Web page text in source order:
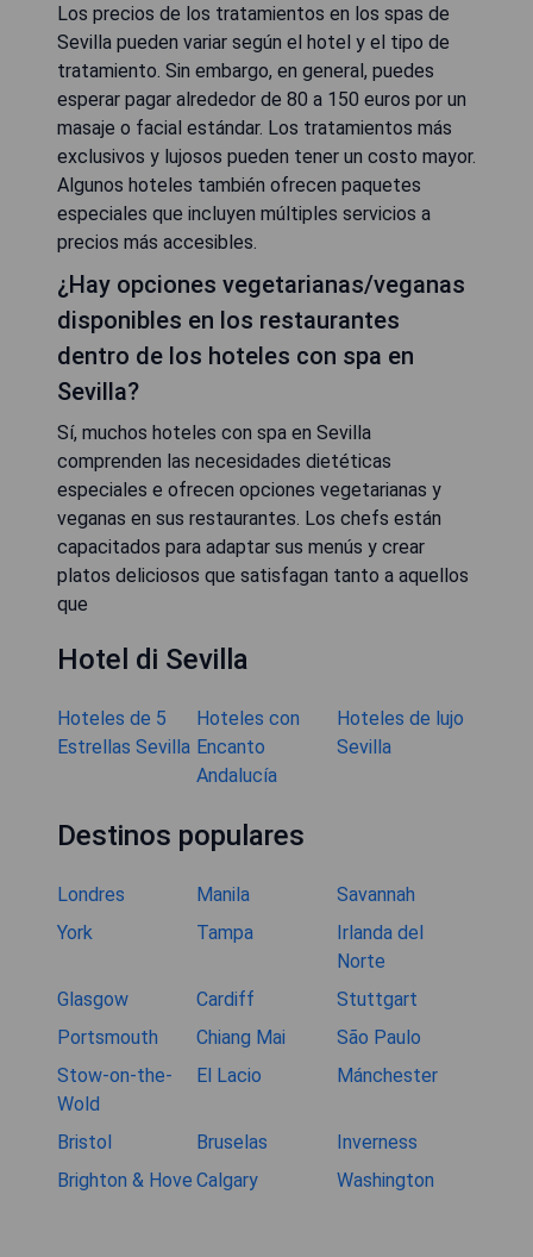
Los precios de los tratamientos en los spas de
Sevilla pueden variar según el hotel y el tipo de
tratamiento. Sin embargo, en general, puedes
esperar pagar alrededor de 80 a 150 euros por un
masaje o facial estándar. Los tratamientos más
exclusivos y lujosos pueden tener un costo mayor.
Algunos hoteles también ofrecen paquetes
especiales que incluyen múltiples servicios a
precios más accesibles.
¿Hay opciones vegetarianas/veganas
disponibles en los restaurantes
dentro de los hoteles con spa en
Sevilla?
Sí, muchos hoteles con spa en Sevilla
comprenden las necesidades dietéticas
especiales e ofrecen opciones vegetarianas y
veganas en sus restaurantes. Los chefs están
capacitados para adaptar sus menús y crear
platos deliciosos que satisfagan tanto a aquellos
que
Hotel di Sevilla
Hoteles de 5
Estrellas Sevilla
Hoteles con
Encanto
Andalucía
Hoteles de lujo
Sevilla
Destinos populares
Londres Manila
Savannah
York
Tampa
Irlanda del
Norte
Glasgow
Cardiff
Stuttgart
Portsmouth
Chiang Mai
São Paulo
Stow-on-the-
Wold
El Lacio Mánchester
Bristol Bruselas
Inverness
Brighton & Hove Calgary Washington